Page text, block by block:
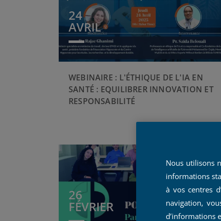
24
AVRIL
WEBINAIRE : L'ÉTHIQUE DE L'IA EN
SANTÉ : EQUILIBRER INNOVATION ET
RESPONSABILITÉ
26
FÉVRIER
Nous utilisons
informations
à vos centres
navigation,
d’informations